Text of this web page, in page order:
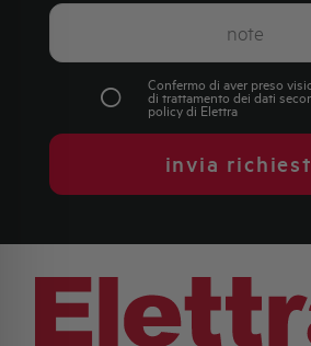
Confermo di aver preso
di trattamento dei dati
policydi Elettra
invia